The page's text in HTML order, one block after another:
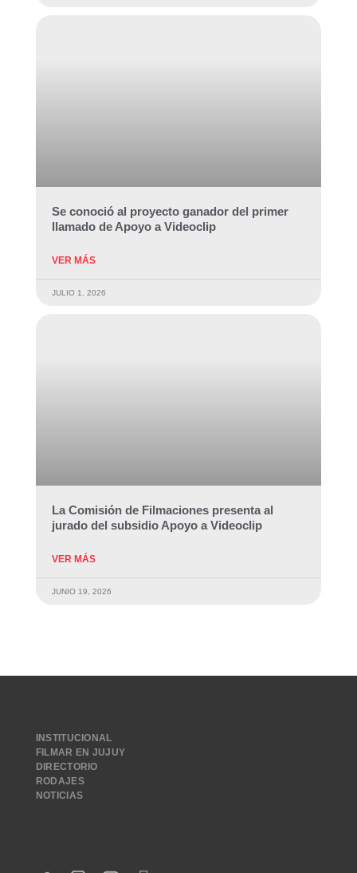
Se conoció al proyecto ganador del primer
llamado de Apoyo a Videoclip
VER MÁS
JULIO 1, 2026
La Comisión de Filmaciones presenta al
jurado del subsidio Apoyo a Videoclip
VER MÁS
JUNIO 19, 2026
INSTITUCIONAL
FILMAR EN JUJUY
DIRECTORIO
RODAJES
NOTICIAS